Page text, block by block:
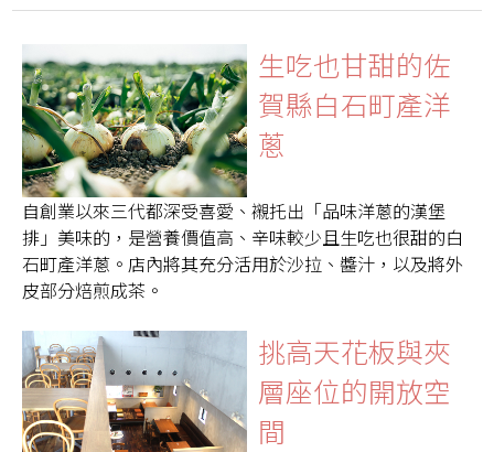
生吃也甘甜的佐
賀縣白石町產洋
蔥
自創業以來三代都深受喜愛、襯托出「品味洋蔥的漢堡
排」美味的，是營養價值高、辛味較少且生吃也很甜的白
石町產洋蔥。店內將其充分活用於沙拉、醬汁，以及將外
皮部分焙煎成茶。
挑高天花板與夾
層座位的開放空
間